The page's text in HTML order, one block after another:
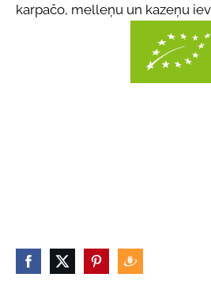
karpačo, melleņu un kazeņu